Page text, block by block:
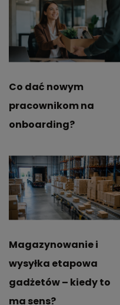
Co dać nowym
pracownikom na
onboarding?
Magazynowanie i
wysyłka etapowa
gadżetów – kiedy to
ma sens?